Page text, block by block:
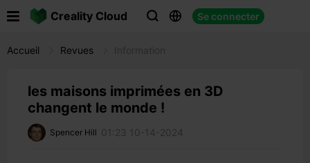
Creality Cloud   Se connecter
Accueil Revues
les maisons imprimées en 3D
changent le monde !
Spencer Hill 01:23 10-14-2024